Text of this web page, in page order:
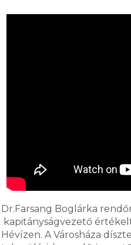
Dr.Farsang Boglárka
kapitányságvezető
Hévízen. A Városháza